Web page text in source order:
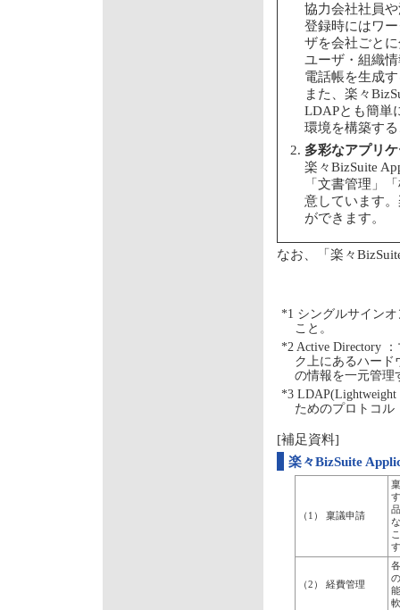
協力会社社員
登録時にはワ
ザを会社ごと
ユーザ・組織
電話帳を生成
また、楽々
LDAPとも簡単
環境を構築す
多彩なアプリ
楽々BizSuite
「文書管理」
意しています
ができます。
なお、「楽々
*1 シングルサイン
こと。
*2 Active Directory
ク上にあるハード
の情報を一元管理
*3 LDAP(Lightweight
ためのプロトコル
[補足資料]
楽々BizSuite
（1） 稟議申請
（2） 経費管理